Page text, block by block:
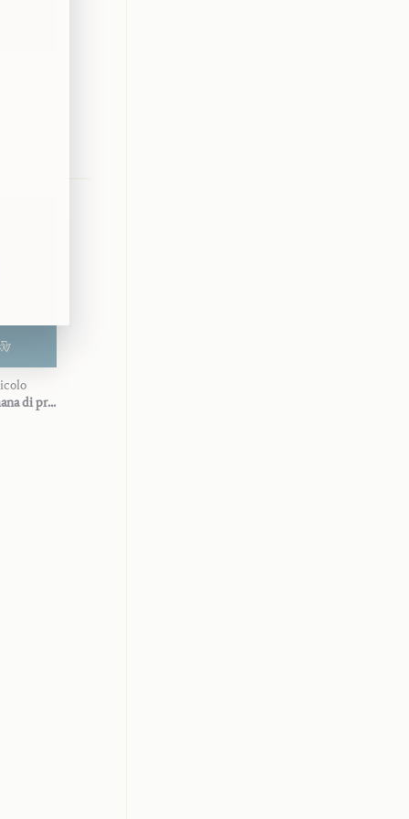
La settimana di preghiera per l’unità dei cristiani